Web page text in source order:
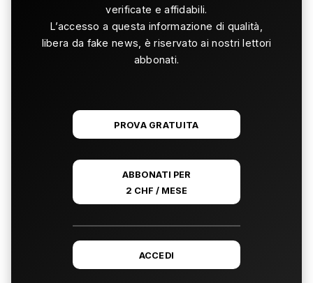
verificate e affidabili.
L’accesso a questa informazione di qualità,
libera da fake news, è riservato ai nostri lettori
abbonati.
PROVA GRATUITA
ABBONATI PER
2 CHF / MESE
ACCEDI